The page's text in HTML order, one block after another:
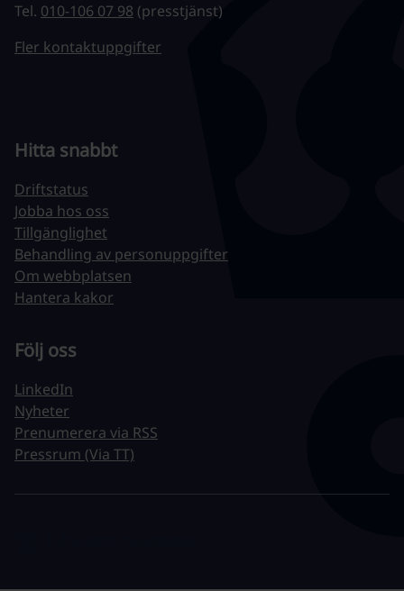
Tel. 010-106 07 98 (presstjänst)
Fler kontaktuppgifter
Hitta snabbt
Driftstatus
Jobba hos oss
Tillgänglighet
Behandling av personuppgifter
Om webbplatsen
Hantera kakor
Följ oss
LinkedIn
Nyheter
Prenumerera via RSS
Pressrum (Via TT)